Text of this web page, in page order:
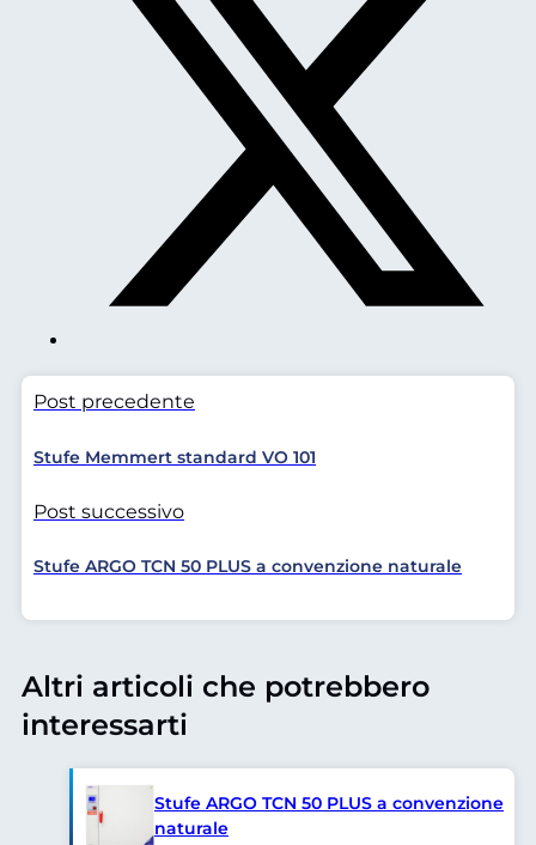
Post precedente
Stufe Memmert standard VO 101
Post successivo
Stufe ARGO TCN 50 PLUS a convenzione naturale
Altri articoli che potrebbero
interessarti
Stufe ARGO TCN 50 PLUS a convenzione
naturale